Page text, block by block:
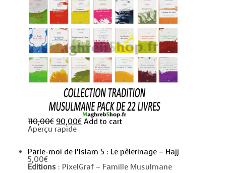
110,00€ 90,00€ Add to cart
Aperçu rapide
Parle-moi de l’Islam 5 : Le pèlerinage – Hajj
5,00€
Editions : PixelGraf – Famille Musulmane